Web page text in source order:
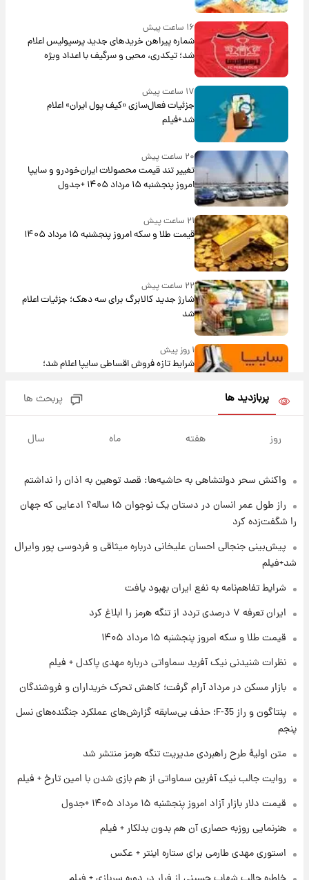
۱۶ ساعت پیش
شماره پیراهن خریدهای جدید پرسپولیس اعلام
شد؛ تیکدری، محبی و سرگیف با اعداد ویژه
۱۷ ساعت پیش
جزئیات فعال‌سازی «کیف پول ایران» اعلام
شد+فیلم
۲۰ ساعت پیش
تغییر تند قیمت محصولات ایران‌خودرو و سایپا
امروز پنجشنبه ۱۵ مرداد ۱۴۰۵ +جدول
۲۱ ساعت پیش
قیمت طلا و سکه امروز پنجشنبه ۱۵ مرداد ۱۴۰۵
۲۲ ساعت پیش
شارژ جدید کالابرگ برای سه دهک؛ جزئیات اعلام
شد
۱ روز پیش
شرایط تازه فروش اقساطی سایپا اعلام شد؛
قیمت سکه و طلا فردا
۱ روز پیش
۱ روز پیش
فال روزانه واقعی پنجشنبه ۱۵ مرداد ۱۴۰۵
ارزش سهام عدالت برای امروز چهارشنبه ۱۴ مرداد
آغاز طرح جدید فروش مشارکت در تولید سایپا؛
سود مشارکت چند درصد است؟
پربازدید ها پربحث ها
روز هفته ماه سال
واکنش سحر دولتشاهی به حاشیه‌ها: قصد توهین به اذان را نداشتم
راز طول عمر انسان در دستان یک نوجوان ۱۵ ساله؟ ادعایی که جهان
را شگفت‌زده کرد
پیش‌بینی جنجالی احسان علیخانی درباره میثاقی و فردوسی پور وایرال
شد+فیلم
شرایط تفاهم‌نامه به نفع ایران بهبود یافت
ایران تعرفه ۷ درصدی تردد از تنگه هرمز را ابلاغ کرد
قیمت طلا و سکه امروز پنجشنبه ۱۵ مرداد ۱۴۰۵
نظرات شنیدنی نیک آفرید سماواتی درباره مهدی پاکدل + فیلم
بازار مسکن در مرداد آرام گرفت؛ کاهش تحرک خریداران و فروشندگان
پنتاگون و راز F-35؛ حذف بی‌سابقه گزارش‌های عملکرد جنگنده‌های نسل
پنجم
متن اولیۀ طرح راهبردی مدیریت تنگه هرمز منتشر شد
روایت جالب نیک آفرین سماواتی از هم بازی شدن با امین تارخ + فیلم
قیمت دلار بازار آزاد امروز پنجشنبه ۱۵ مرداد ۱۴۰۵ +جدول
هنرنمایی روزبه حصاری آن هم بدون بدلکار + فیلم
استوری مهدی طارمی برای ستاره اینتر + عکس